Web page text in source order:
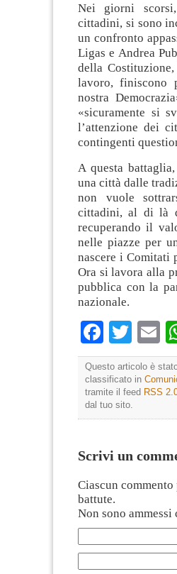
Nei giorni
cittadini, si sono
un confronto
Ligas e Andrea
della
lavoro, finiscono
nostra
«sicuramente si
l’attenzione dei
contingenti
A questa
una città dalle
non vuole
cittadini, al di là
recuperando il
nelle piazze per
nascere i
Ora si lavora alla
pubblica con la
nazionale.
Questo articolo è
classificato in
tramite il feed RSS
dal tuo sito.
Scrivi un
Ciascun
battute.
Non sono